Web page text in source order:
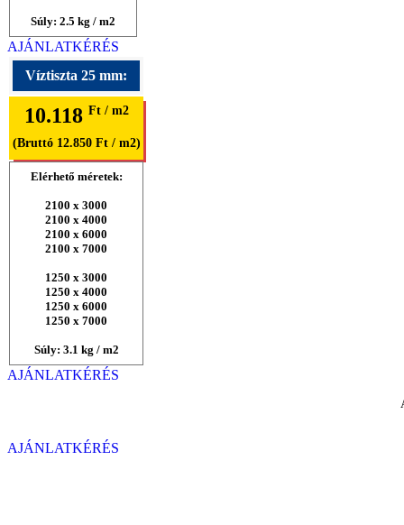
Súly: 2.5 kg / m2
AJÁNLATKÉRÉS
Víztiszta 25 mm:
10.118 Ft / m2
(Bruttó 12.850 Ft / m2)
Elérhető méretek:
2100 x 3000
2100 x 4000
2100 x 6000
2100 x 7000
1250 x 3000
1250 x 4000
1250 x 6000
1250 x 7000
Súly: 3.1 kg / m2
AJÁNLATKÉRÉS
AJÁNLATKÉRÉS